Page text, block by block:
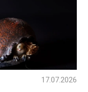
17.07.2026